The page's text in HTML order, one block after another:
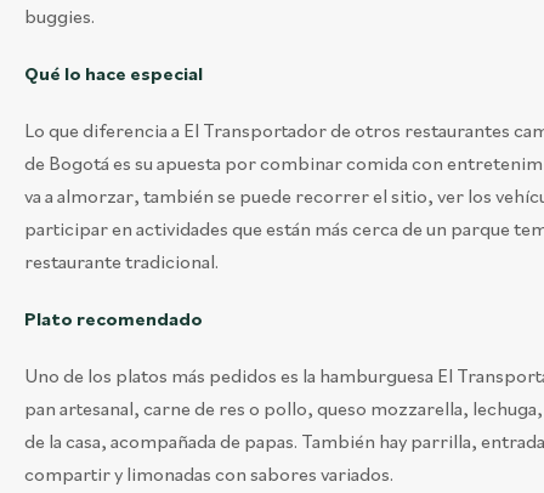
buggies.
Qué lo hace especial
Lo que diferencia a El Transportador de otros restaurantes
de Bogotá es su apuesta por combinar comida con
va a almorzar, también se puede recorrer el sitio, ver los
participar en actividades que están más cerca de un parque
restaurante tradicional.
Plato recomendado
Uno de los platos más pedidos es la hamburguesa El
pan artesanal, carne de res o pollo, queso mozzarella,
de la casa, acompañada de papas. También hay parrilla,
compartir y limonadas con sabores variados.